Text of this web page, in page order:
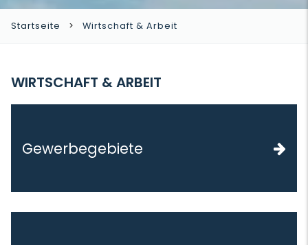
Startseite Wirtschaft & Arbeit
WIRTSCHAFT & ARBEIT
Gewerbegebiete